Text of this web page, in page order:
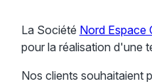
La Société Nord Espace
pour la réalisation d'une
Nos clients souhaitaient